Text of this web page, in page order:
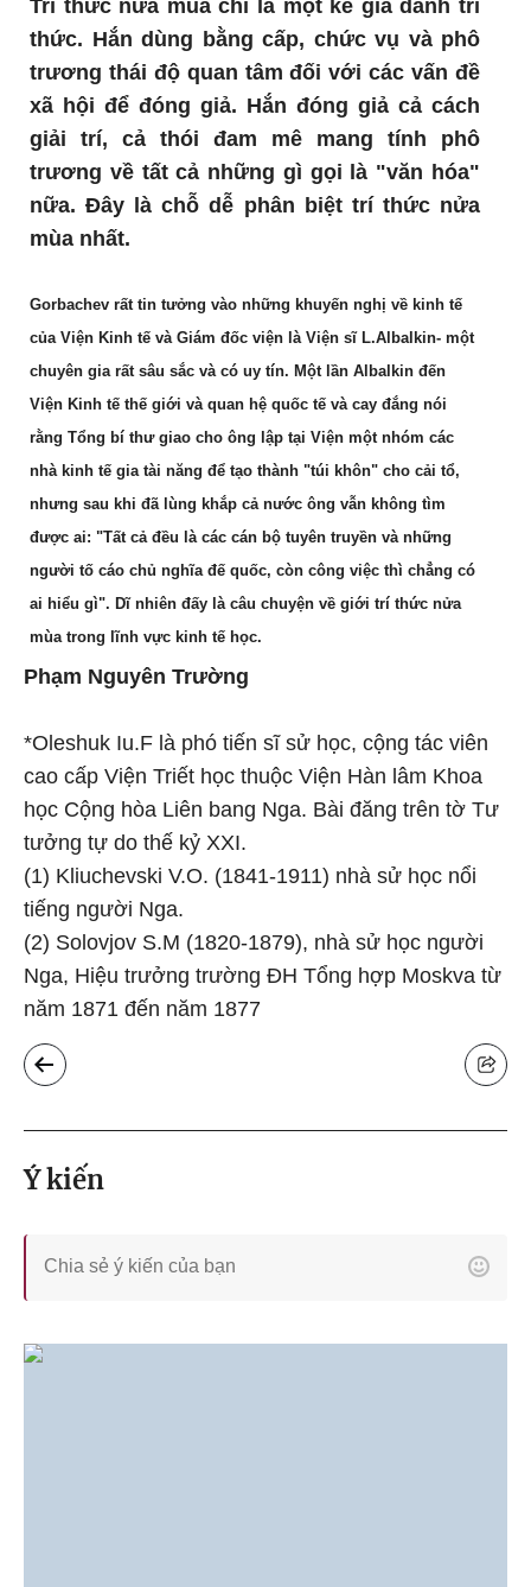
Trí thức nửa mùa chỉ là một kẻ giả danh trí
thức. Hắn dùng bằng cấp, chức vụ và phô
trương thái độ quan tâm đối với các vấn đề
xã hội để đóng giả. Hắn đóng giả cả cách
giải trí, cả thói đam mê mang tính phô
trương về tất cả những gì gọi là "văn hóa"
nữa. Đây là chỗ dễ phân biệt trí thức nửa
mùa nhất.
Gorbachev rất tin tưởng vào những khuyến nghị về kinh tế
của Viện Kinh tế và Giám đốc viện là Viện sĩ L.Albalkin- một
chuyên gia rất sâu sắc và có uy tín. Một lần Albalkin đến
Viện Kinh tế thế giới và quan hệ quốc tế và cay đắng nói
rằng Tổng bí thư giao cho ông lập tại Viện một nhóm các
nhà kinh tế gia tài năng để tạo thành "túi khôn" cho cải tổ,
nhưng sau khi đã lùng khắp cả nước ông vẫn không tìm
được ai: "Tất cả đều là các cán bộ tuyên truyền và những
người tố cáo chủ nghĩa đế quốc, còn công việc thì chẳng có
ai hiểu gì". Dĩ nhiên đấy là câu chuyện về giới trí thức nửa
mùa trong lĩnh vực kinh tế học.
Phạm Nguyên Trường
*Oleshuk Iu.F là phó tiến sĩ sử học, cộng tác viên
cao cấp Viện Triết học thuộc Viện Hàn lâm Khoa
học Cộng hòa Liên bang Nga. Bài đăng trên tờ Tư
tưởng tự do thế kỷ XXI.
(1) Kliuchevski V.O. (1841-1911) nhà sử học nổi
tiếng người Nga.
(2) Solovjov S.M (1820-1879), nhà sử học người
Nga, Hiệu trưởng trường ĐH Tổng hợp Moskva từ
năm 1871 đến năm 1877
Ý kiến